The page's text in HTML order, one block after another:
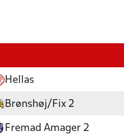
Hellas
Brønshøj/Fix 2
Fremad Amager 2